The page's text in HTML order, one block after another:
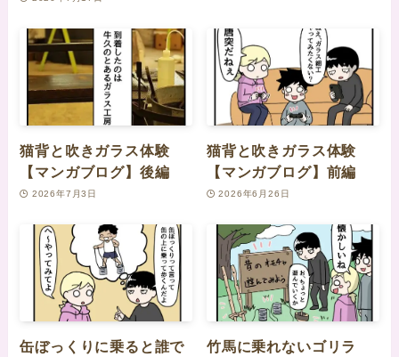
猫背と吹きガラス体験
【マンガブログ】後編
2026年7月3日
猫背と吹きガラス体験
【マンガブログ】前編
2026年6月26日
缶ぼっくりに乗ると誰で
竹馬に乗れないゴリラ